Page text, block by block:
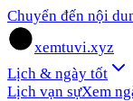
Chuyển đến nội
xemtuvi.xyz
Lịch & ngày tốt
Lịch vạn sựXem